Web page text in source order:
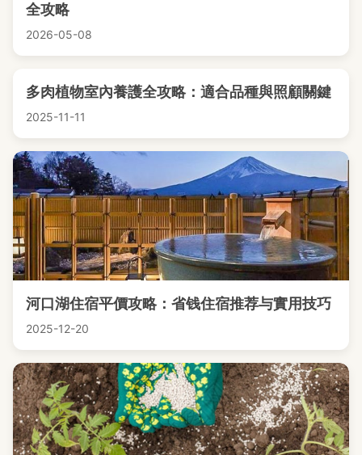
全攻略
2026-05-08
多肉植物室內養護全攻略：適合品種與照顧關鍵
2025-11-11
河口湖住宿平價攻略：省钱住宿推荐与實用技巧
2025-12-20